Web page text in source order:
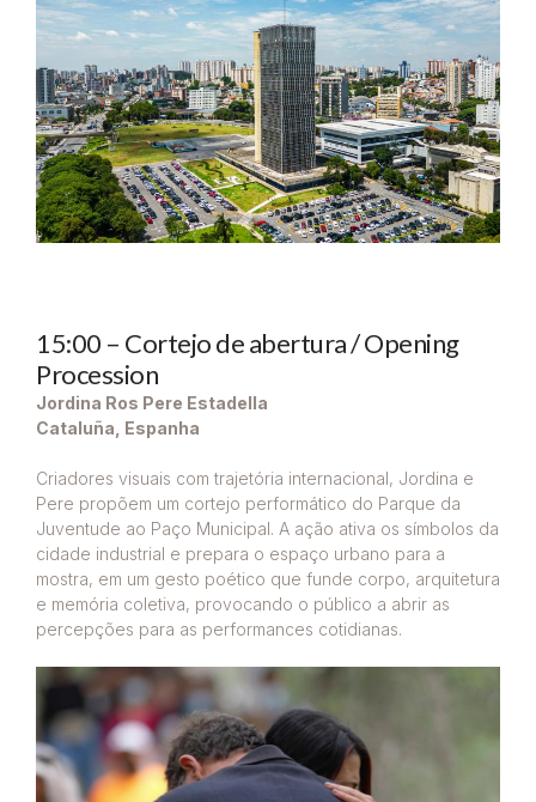
15:00 – Cortejo de abertura / Opening
Procession
Jordina Ros Pere Estadella
Cataluña, Espanha
Criadores visuais com trajetória internacional, Jordina e
Pere propõem um cortejo performático do Parque da
Juventude ao Paço Municipal. A ação ativa os símbolos da
cidade industrial e prepara o espaço urbano para a
mostra, em um gesto poético que funde corpo, arquitetura
e memória coletiva, provocando o público a abrir as
percepções para as performances cotidianas.